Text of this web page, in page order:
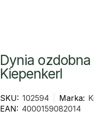
Dynia
Kiepenkerl
SKU: 102594 Marka:
EAN: 4000159082014